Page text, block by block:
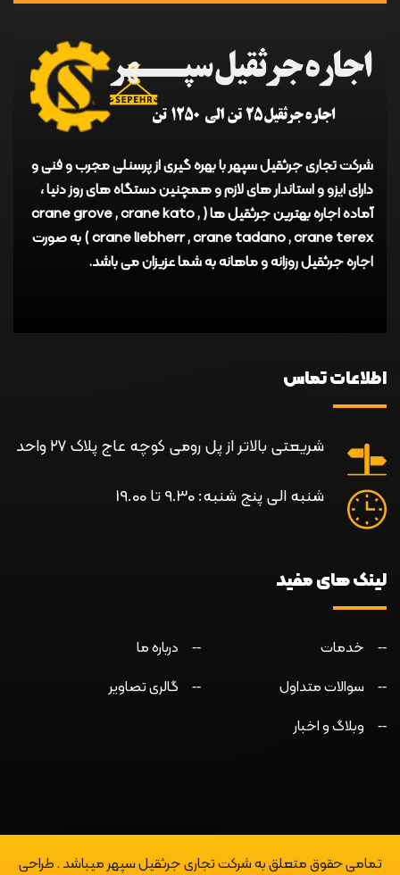
شرکت تجاری جرثقیل سپهر با بهره گیری از پرسنلی مجرب و فنی و
دارای ایزو و استاندار های لازم و همچنین دستگاه های روز دنیا ،
آماده اجاره بهترین جرثقیل ها ( crane grove , crane kato ,
crane liebherr , crane tadano , crane terex ) به صورت
اجاره جرثقیل روزانه و ماهانه به شما عزیزان می باشد.
اطلاعات تماس
شریعتی بالاتر از پل رومی کوچه عاج پلاک ۲۷ واحد
شنبه الی پنج شنبه: 9.30 تا 19.00
لینک های مفید
خدمات
درباره ما
سوالات متداول
گالری تصاویر
وبلاگ و اخبار
تمامی حقوق متعلق به شرکت تجاری جرثقیل سپهر میباشد . طراحی